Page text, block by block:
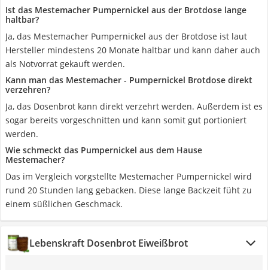
Ist das Mestemacher Pumpernickel aus der Brotdose lange
haltbar?
Ja, das Mestemacher Pumpernickel aus der Brotdose ist laut
Hersteller mindestens 20 Monate haltbar und kann daher auch
als Notvorrat gekauft werden.
Kann man das Mestemacher - Pumpernickel Brotdose direkt
verzehren?
Ja, das Dosenbrot kann direkt verzehrt werden. Außerdem ist es
sogar bereits vorgeschnitten und kann somit gut portioniert
werden.
Wie schmeckt das Pumpernickel aus dem Hause
Mestemacher?
Das im Vergleich vorgstellte Mestemacher Pumpernickel wird
rund 20 Stunden lang gebacken. Diese lange Backzeit füht zu
einem süßlichen Geschmack.
Lebenskraft Dosenbrot Eiweißbrot